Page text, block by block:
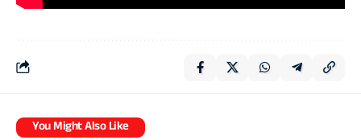
You Might Also Like